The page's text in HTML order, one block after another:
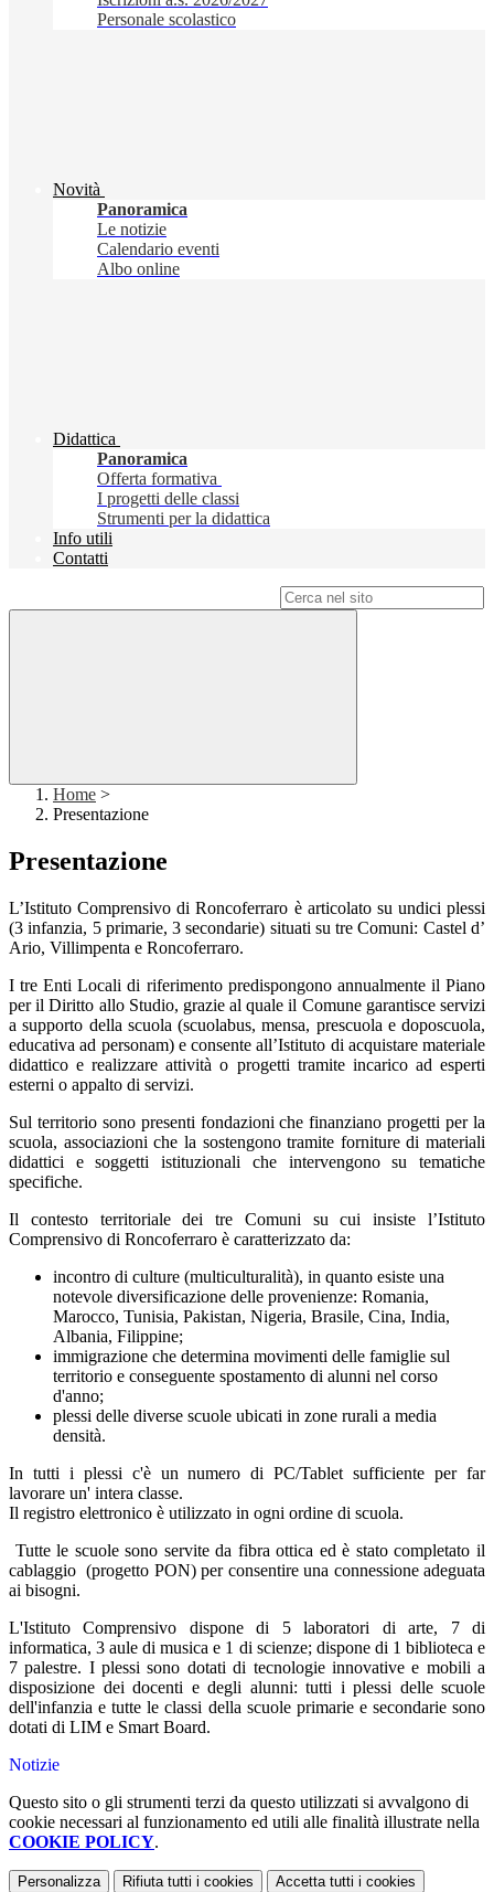
Personale scolastico
Novità
Panoramica
Le notizie
Calendario eventi
Albo online
Didattica
Panoramica
Offerta formativa
I progetti delle classi
Strumenti per la didattica
Info utili
Contatti
Home >
Presentazione
Presentazione
L’Istituto Comprensivo di Roncoferraro è articolato su undici plessi
(3 infanzia, 5 primarie, 3 secondarie) situati su tre Comuni: Castel d’
Ario, Villimpenta e Roncoferraro.
I tre Enti Locali di riferimento predispongono annualmente il Piano
per il Diritto allo Studio, grazie al quale il Comune garantisce servizi
a supporto della scuola (scuolabus, mensa, prescuola e doposcuola,
educativa ad personam) e consente all’Istituto di acquistare materiale
didattico e realizzare attività o progetti tramite incarico ad esperti
esterni o appalto di servizi.
Sul territorio sono presenti fondazioni che finanziano progetti per la
scuola, associazioni che la sostengono tramite forniture di materiali
didattici e soggetti istituzionali che intervengono su tematiche
specifiche.
Il contesto territoriale dei tre Comuni su cui insiste l’Istituto
Comprensivo di Roncoferraro è caratterizzato da:
incontro di culture (multiculturalità), in quanto esiste una
notevole diversificazione delle provenienze: Romania,
Marocco, Tunisia, Pakistan, Nigeria, Brasile, Cina, India,
Albania, Filippine;
immigrazione che determina movimenti delle famiglie sul
territorio e conseguente spostamento di alunni nel corso
d'anno;
plessi delle diverse scuole ubicati in zone rurali a media
densità.
In tutti i plessi c'è un numero di PC/Tablet sufficiente per far
lavorare un' intera classe.
Il registro elettronico è utilizzato in ogni ordine di scuola.
Tutte le scuole sono servite da fibra ottica ed è stato completato il
cablaggio (progetto PON) per consentire una connessione adeguata
ai bisogni.
L'Istituto Comprensivo dispone di 5 laboratori di arte, 7 di
informatica, 3 aule di musica e 1 di scienze; dispone di 1 biblioteca e
7 palestre. I plessi sono dotati di tecnologie innovative e mobili a
disposizione dei docenti e degli alunni: tutti i plessi delle scuole
dell'infanzia e tutte le classi della scuole primarie e secondarie sono
dotati di LIM e Smart Board.
Notizie
Questo sito o gli strumenti terzi da questo utilizzati si avvalgono di
cookie necessari al funzionamento ed utili alle finalità illustrate nella
COOKIE POLICY.
Personalizza Rifiuta tutti i cookies Accetta tutti i cookies